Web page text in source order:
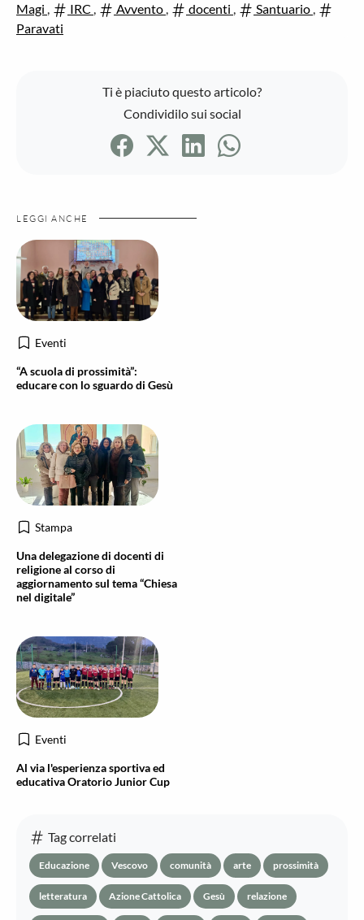
Magi , IRC , Avvento , docenti , Santuario ,
Paravati
Ti è piaciuto questo articolo?
Condividilo sui social
LEGGI ANCHE
Eventi
“A scuola di prossimità”:
educare con lo sguardo di Gesù
Stampa
Una delegazione di docenti di
religione al corso di
aggiornamento sul tema “Chiesa
nel digitale”
Eventi
Al via l'esperienza sportiva ed
educativa Oratorio Junior Cup
Tag correlati
Educazione Vescovo comunità arte prossimità
letteratura Azione Cattolica Gesù relazione